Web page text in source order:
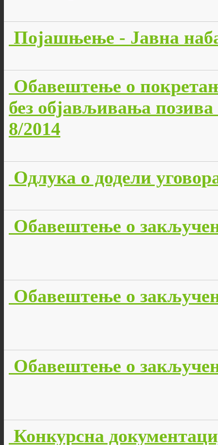
Појашњење - Јавна
Обавештење о
без објављивања
8/2014
Одлука о додели
Обавештење о
Обавештење о
Обавештење о
Конкурсна